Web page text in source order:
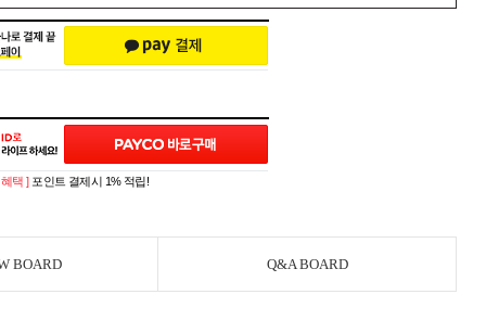
택 ] 포인트 결제시 1% 적립!
BOARD Q&A BOARD